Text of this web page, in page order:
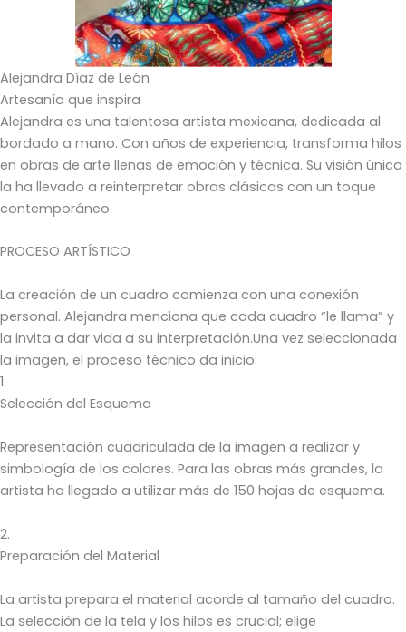
Alejandra Díaz de León
Artesanía que inspira
Alejandra es una talentosa artista mexicana, dedicada al
bordado a mano. Con años de experiencia, transforma hilos
en obras de arte llenas de emoción y técnica. Su visión única
la ha llevado a reinterpretar obras clásicas con un toque
contemporáneo.
PROCESO ARTÍSTICO
La creación de un cuadro comienza con una conexión
personal. Alejandra menciona que cada cuadro “le llama” y
la invita a dar vida a su interpretación.Una vez seleccionada
la imagen, el proceso técnico da inicio:
1.
Selección del Esquema
Representación cuadriculada de la imagen a realizar y
simbología de los colores. Para las obras más grandes, la
artista ha llegado a utilizar más de 150 hojas de esquema.
2.
Preparación del Material
La artista prepara el material acorde al tamaño del cuadro.
La selección de la tela y los hilos es crucial; elige